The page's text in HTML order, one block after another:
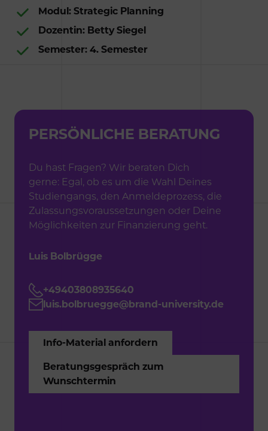
Modul: Strategic Planning
Dozentin: Betty Siegel
Semester: 4. Semester
PERSÖNLICHE BERATUNG
Du hast Fragen? Wir beraten Dich
gerne: Egal, ob es um die Wahl Deines
Studiengangs, den Anmeldeprozess, die
Zulassungsvoraussetzungen oder Deine
Möglichkeiten zur Finanzierung geht.
Luis Bolbrügge
+49403808935640
luis.bolbruegge@brand-university.de
Info-Material anfordern
Beratungsgespräch zum
Wunschtermin